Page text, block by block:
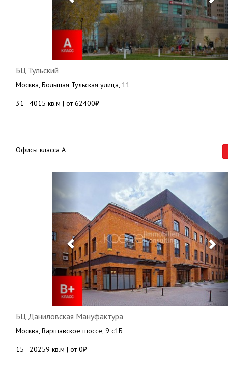
БЦ Тульский
Москва, Большая Тульская улица, 11
31 - 4015 кв.м | от 62400₽
Офисы класса А
БЦ Даниловская Мануфактура
Москва, Варшавское шоссе, 9 с1Б
15 - 20259 кв.м | от 0₽